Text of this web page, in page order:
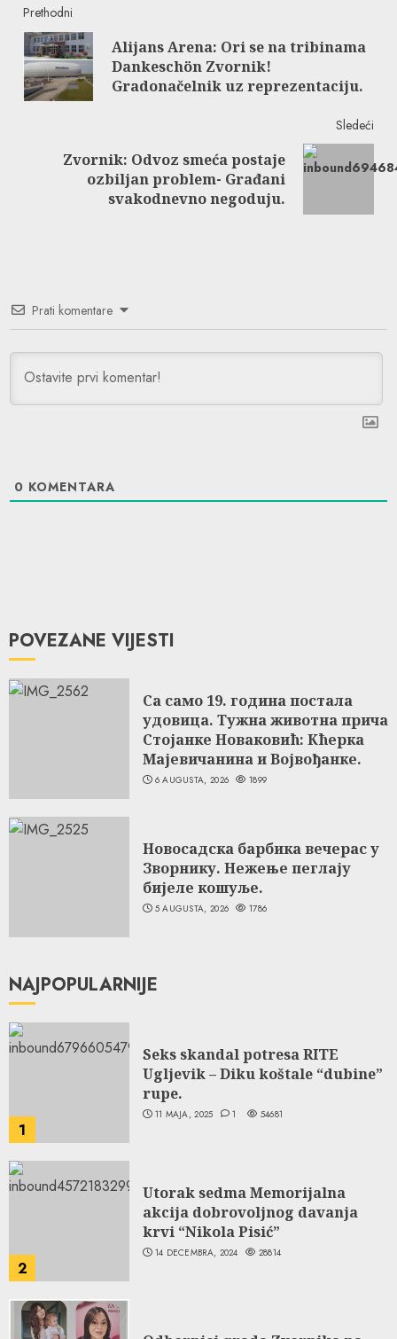
Continue
Reading
Prethodni
Alijans Arena: Ori se na tribinama
Dankeschön Zvornik!
Gradonačelnik uz reprezentaciju.
Sledeći
Zvornik: Odvoz smeća postaje
ozbiljan problem- Građani
svakodnevno negoduju.
Prati komentare
0 KOMENTARA
POVEZANE VIJESTI
Са само 19. година постала
удовица. Тужна животна прича
Стојанке Новаковић: Кћерка
Мајевичанина и Војвођанке.
6 AUGUSTA, 2026 1899
Новосадска барбика вечерас у
Зворнику. Нежење пеглају
бијеле кошуље.
5 AUGUSTA, 2026 1786
NAJPOPULARNIJE
1
Seks skandal potresa RITE
Ugljevik – Diku koštale “dubine”
rupe.
11 MAJA, 2025 1 54681
2
Utorak sedma Memorijalna
akcija dobrovoljnog davanja
krvi “Nikola Pisić”
14 DECEMBRA, 2024 28814